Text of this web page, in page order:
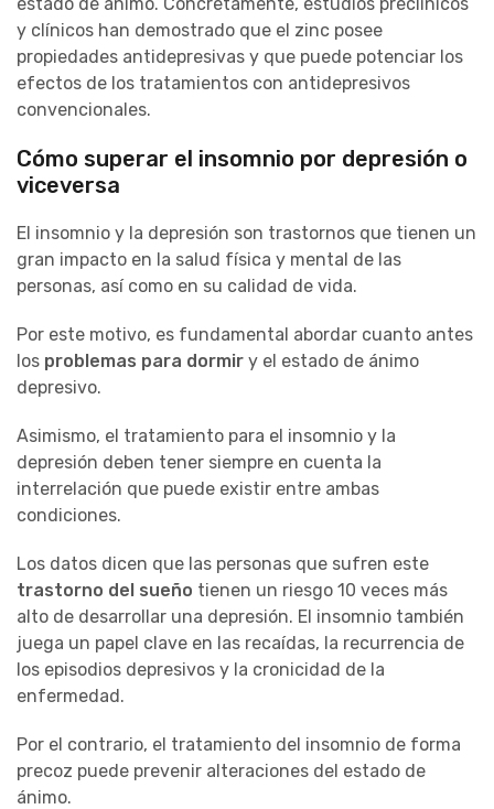
y clínicos han demostrado que el zinc posee
propiedades antidepresivas y que puede potenciar los
efectos de los tratamientos con antidepresivos
convencionales.
Cómo superar el insomnio por depresión o
viceversa
El insomnio y la depresión son trastornos que tienen un
gran impacto en la salud física y mental de las
personas, así como en su calidad de vida.
Por este motivo, es fundamental abordar cuanto antes
los problemas para dormir y el estado de ánimo
depresivo.
Asimismo, el tratamiento para el insomnio y la
depresión deben tener siempre en cuenta la
interrelación que puede existir entre ambas
condiciones.
Los datos dicen que las personas que sufren este
trastorno del sueño tienen un riesgo 10 veces más
alto de desarrollar una depresión. El insomnio también
juega un papel clave en las recaídas, la recurrencia de
los episodios depresivos y la cronicidad de la
enfermedad.
Por el contrario, el tratamiento del insomnio de forma
precoz puede prevenir alteraciones del estado de
ánimo.